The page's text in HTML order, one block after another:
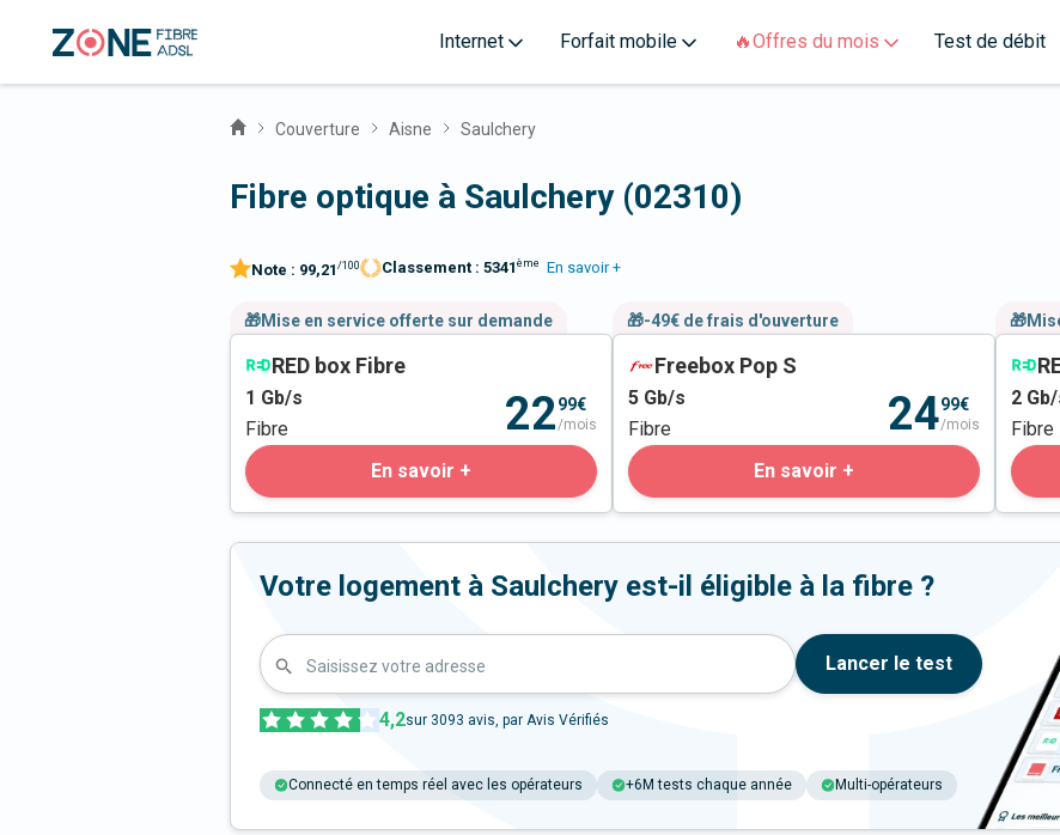
Internet Forfait mobile 🔥Offres du mois Test de débit
Couverture Aisne Saulchery
Fibre optique à Saulchery (02310)
Note : 99,21 /100 Classement : 5341 ème En savoir +
🎁Mise en service offerte sur demande
RED box Fibre
1 Gb/s
Fibre
2299€
/mois
En savoir +
🎁-49€ de frais d'ouverture
Freebox Pop S
5 Gb/s
Fibre
2499€
/mois
En savoir +
2
Fibre
Votre logement à Saulchery est-il éligible à la fibre ?
Saisissez votre adresse Lancer le test
4,2sur 3093 avis, par Avis Vérifiés
Connecté en temps réel avec les opérateurs +6M tests chaque année Multi-opérateurs